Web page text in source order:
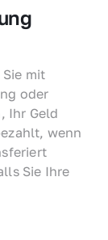
mit
oder
Ihr Geld
wenn
Sie Ihre